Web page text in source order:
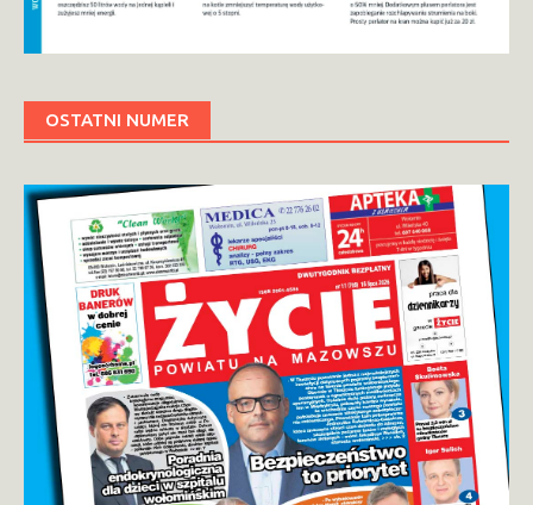
OSTATNI NUMER